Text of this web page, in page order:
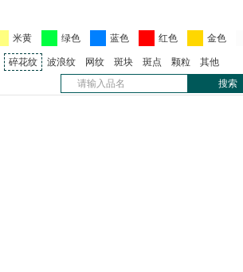
米黄 绿色 蓝色 红色 金色
碎花纹 波浪纹 网纹 斑块 斑点 颗粒 其他